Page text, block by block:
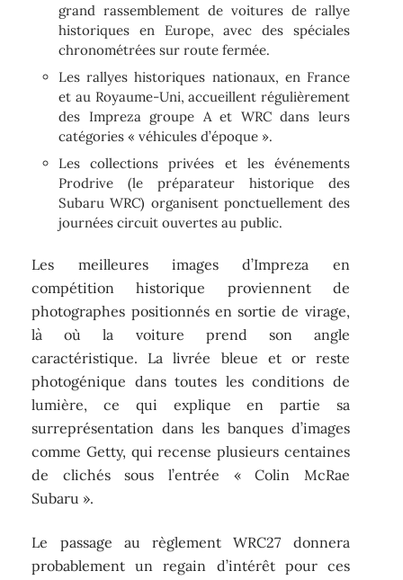
grand rassemblement de voitures de rallye
historiques en Europe, avec des spéciales
chronométrées sur route fermée.
Les rallyes historiques nationaux, en France
et au Royaume-Uni, accueillent régulièrement
des Impreza groupe A et WRC dans leurs
catégories « véhicules d’époque ».
Les collections privées et les événements
Prodrive (le préparateur historique des
Subaru WRC) organisent ponctuellement des
journées circuit ouvertes au public.
Les meilleures images d’Impreza en
compétition historique proviennent de
photographes positionnés en sortie de virage,
là où la voiture prend son angle
caractéristique. La livrée bleue et or reste
photogénique dans toutes les conditions de
lumière, ce qui explique en partie sa
surreprésentation dans les banques d’images
comme Getty, qui recense plusieurs centaines
de clichés sous l’entrée « Colin McRae
Subaru ».
Le passage au règlement WRC27 donnera
probablement un regain d’intérêt pour ces